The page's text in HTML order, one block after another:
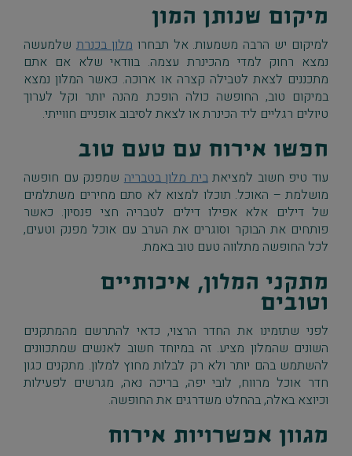
מיקום שנותן המון
למיקום יש הרבה משמעות. אל תבחרומלון בכנרת שלמעשה
נמצא רחוק למדי מהכינרת עצמה. בוודאי שלא אם אתם
מתכננים לצאת לטבילה קצרה או ארוכה. כאשר המלון נמצא
במיקום טוב, החופשה כולה הופכת מהנה יותר וקל לערוך
טיולים רגליים ליד הכינרת או לצאת לסיבוב אופניים חווייתי.
חפשו אירוח עם טעם טוב
עוד טיפ חשוב למציאתבית מלון בטבריהשמפנק עם חופשה
מושלמת – האוכל. תוכלו למצוא לא סתם מחירים משתלמים
של דילים אלא אפילו דילים לטבריה חצי פנסיון. כאשר
פותחים את הבוקר וסוגרים את הערב עם אוכל מפנק וטעים,
לכל החופשה מתלווה טעם טוב באמת.
מתקני המלון, איכותיים
וטובים
לפני שתזמינו את החדר הרצוי, כדאי להתרשם מהמתקנים
השונים שהמלון מציע. זה במיוחד חשוב לאנשים שמתכוונים
להשתמש בהם יותר ולא רק לבלות מחוץ למלון. מתקנים כגון
חדר אוכל מרווח, לובי יפה, בריכה נאה, מגרשים לפעילות
וכיוצא באלה, בהחלט משדרגים את החופשה.
מגוון אפשרויות אירוח